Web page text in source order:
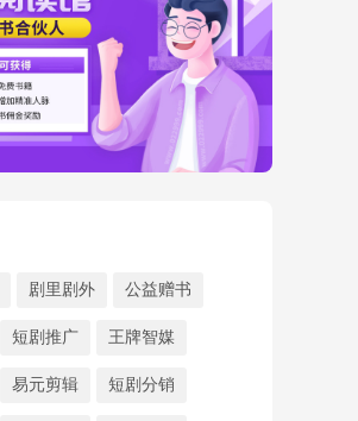
剧里剧外 公益赠书
短剧推广 王牌智媒
易元剪辑 短剧分销